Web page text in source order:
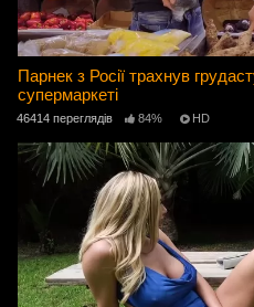
Парнек з Росії трахнув
супермаркеті
46414 переглядів 84% HD